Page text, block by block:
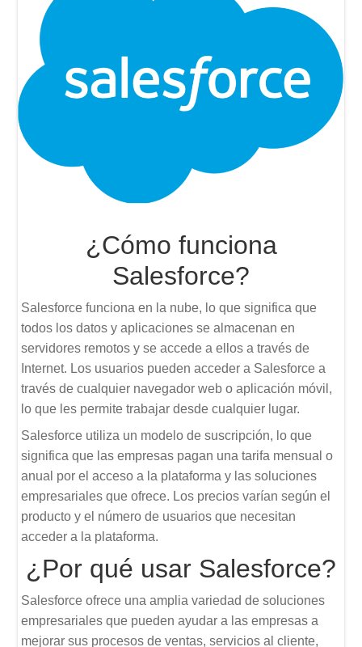
¿Cómo funciona
Salesforce?
Salesforce funciona en la nube, lo que significa que
todos los datos y aplicaciones se almacenan en
servidores remotos y se accede a ellos a través de
Internet. Los usuarios pueden acceder a Salesforce a
través de cualquier navegador web o aplicación móvil,
lo que les permite trabajar desde cualquier lugar.
Salesforce utiliza un modelo de suscripción, lo que
significa que las empresas pagan una tarifa mensual o
anual por el acceso a la plataforma y las soluciones
empresariales que ofrece. Los precios varían según el
producto y el número de usuarios que necesitan
acceder a la plataforma.
¿Por qué usar Salesforce?
Salesforce ofrece una amplia variedad de soluciones
empresariales que pueden ayudar a las empresas a
mejorar sus procesos de ventas, servicios al cliente,